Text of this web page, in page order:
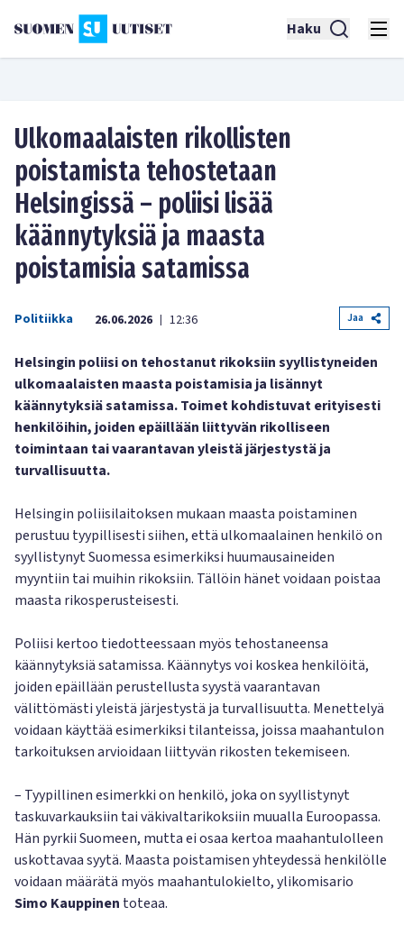
Haku
Ulkomaalaisten rikollisten
poistamista tehostetaan
Helsingissä – poliisi lisää
käännytyksiä ja maasta
poistamisia satamissa
Politiikka 26.06.2026 | 12:36 Jaa
Helsingin poliisi on tehostanut rikoksiin syyllistyneiden
ulkomaalaisten maasta poistamisia ja lisännyt
käännytyksiä satamissa. Toimet kohdistuvat erityisesti
henkilöihin, joiden epäillään liittyvän rikolliseen
toimintaan tai vaarantavan yleistä järjestystä ja
turvallisuutta.
Helsingin poliisilaitoksen mukaan maasta poistaminen
perustuu tyypillisesti siihen, että ulkomaalainen henkilö on
syyllistynyt Suomessa esimerkiksi huumausaineiden
myyntiin tai muihin rikoksiin. Tällöin hänet voidaan poistaa
maasta rikosperusteisesti.
Poliisi kertoo tiedotteessaan myös tehostaneensa
käännytyksiä satamissa. Käännytys voi koskea henkilöitä,
joiden epäillään perustellusta syystä vaarantavan
välittömästi yleistä järjestystä ja turvallisuutta. Menettelyä
voidaan käyttää esimerkiksi tilanteissa, joissa maahantulon
tarkoituksen arvioidaan liittyvän rikosten tekemiseen.
– Tyypillinen esimerkki on henkilö, joka on syyllistynyt
taskuvarkauksiin tai väkivaltarikoksiin muualla Euroopassa.
Hän pyrkii Suomeen, mutta ei osaa kertoa maahantulolleen
uskottavaa syytä. Maasta poistamisen yhteydessä henkilölle
voidaan määrätä myös maahantulokielto, ylikomisario
Simo Kauppinen toteaa.